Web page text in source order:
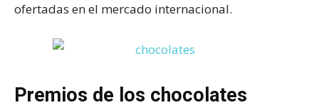
ofertadas en el mercado internacional.
Premios de los chocolates